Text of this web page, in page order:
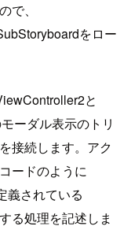
で、
をロー
と
ーダル表示のトリ
接続します。アク
ードのように
義されている
る処理を記述しま